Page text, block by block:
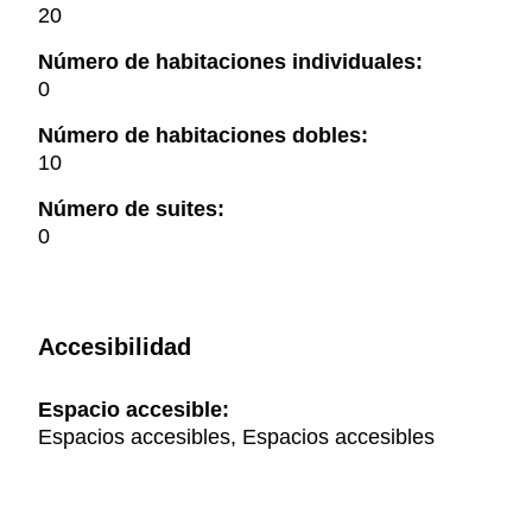
20
Número de habitaciones individuales:
0
Número de habitaciones dobles:
10
Número de suites:
0
Accesibilidad
Espacio accesible:
Espacios accesibles, Espacios accesibles